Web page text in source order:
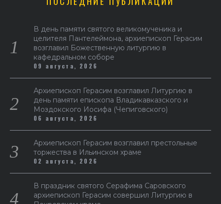
В день памяти святого великомученика и
целителя Пантелеймона, архиепископ Герасим
возглавил Божественную литургию в
кафедральном соборе
09 августа, 2026
Архиепископ Герасим возглавил Литургию в
день памяти епископа Владикавказского и
Моздокского Иосифа (Чепиговского)
06 августа, 2026
Архиепископ Герасим возглавил престольные
торжества в Ильинском храме
02 августа, 2026
В праздник святого Серафима Саровского
архиепископ Герасим совершил Литургию в